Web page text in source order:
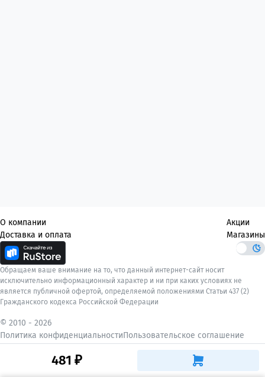
481 ₽
О компании
Доставка и оплата
Акции
Магазины
Обращаем ваше внимание на то, что данный интернет-сайт носит
исключительно информационный характер и ни при каких условиях не
является публичной офертой, определяемой положениями Статьи 437 (2)
Гражданского кодекса Российской Федерации
© 2010 - 2026
Политика конфиденциальностиПользовательское соглашение